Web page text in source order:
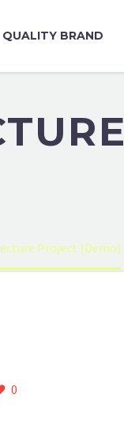
QUALITY BRAND
Project (Demo)
0